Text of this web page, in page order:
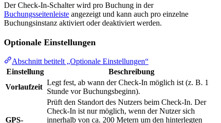
Der Check-In-Schalter wird pro Buchung in der
Buchungsseitenleiste angezeigt und kann auch pro einzelne
Buchungsinstanz aktiviert oder deaktiviert werden.
Optionale Einstellungen
Abschnitt betitelt „Optionale Einstellungen“
Einstellung
Beschreibung
Vorlaufzeit
Legt fest, ab wann der Check-In möglich ist (z. B. 1
Stunde vor Buchungsbeginn).
GPS-
Prüft den Standort des Nutzers beim Check-In. Der
Check-In ist nur möglich, wenn der Nutzer sich
innerhalb von ca. 200 Metern um den hinterlegten